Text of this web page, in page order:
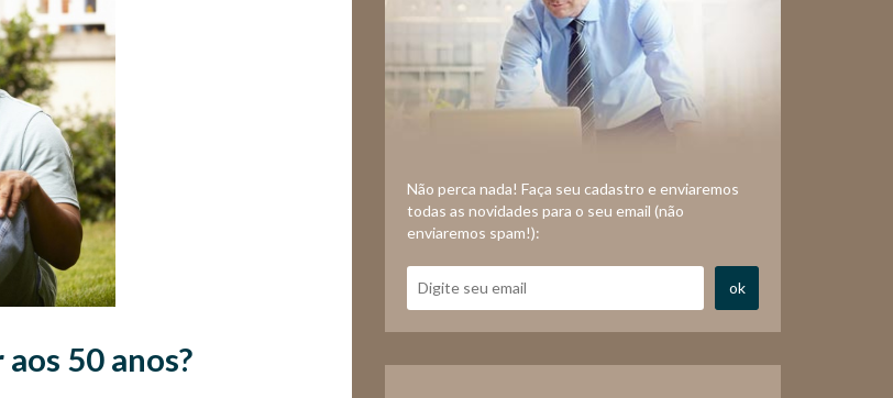
50 anos?
Não perca nada! Faça seu cadastro e enviaremos
todas as novidades para o seu email (não
enviaremos spam!):
ok